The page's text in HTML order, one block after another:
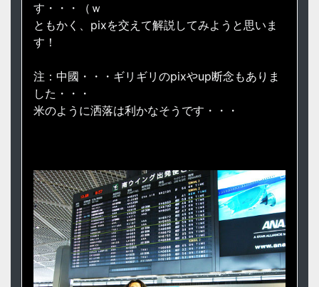
す・・・（ｗ
ともかく、pixを交えて解説してみようと思いま
す！
注：中國・・・ギリギリのpixやup断念もありま
した・・・
米のように洒落は利かなそうです・・・